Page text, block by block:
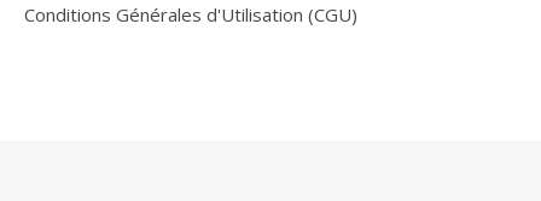
Conditions Générales d'Utilisation (CGU)